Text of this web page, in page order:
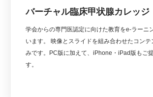
バーチャル臨床甲状腺カレッジ
学会からの専門医認定に向けた教育をe-ラーニ
います。 映像とスライドを組み合わせたコンテ
みです。PC版に加えて、iPhone・iPad版もご
す。